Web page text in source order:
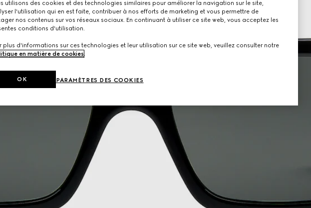
utilisons des cookies et des technologies similaires pour améliorer la navigation sur le site,
l'utilisation qui en est faite, contribuer à nos efforts de marketing et vous permettre de
nos contenus sur vos réseaux sociaux. En continuant à utiliser ce site web, vous acceptez les
conditions d'utilisation.
plus d'informations sur ces technologies et leur utilisation sur ce site web, veuillez consulter notre
en matière de cookies
PARAMÈTRES DES COOKIES
OK